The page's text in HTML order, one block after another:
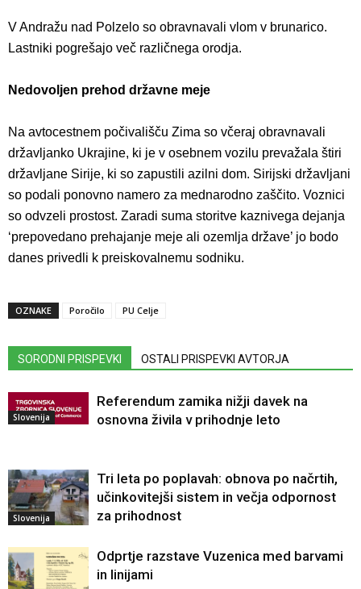
V Andražu nad Polzelo so obravnavali vlom v brunarico.
Lastniki pogrešajo več različnega orodja.
Nedovoljen prehod državne meje
Na avtocestnem počivališču Zima so včeraj obravnavali
državljanko Ukrajine, ki je v osebnem vozilu prevažala štiri
državljane Sirije, ki so zapustili azilni dom. Sirijski državljani
so podali ponovno namero za mednarodno zaščito. Voznici
so odvzeli prostost. Zaradi suma storitve kaznivega dejanja
‘prepovedano prehajanje meje ali ozemlja države’ jo bodo
danes privedli k preiskovalnemu sodniku.
OZNAKE Poročilo PU Celje
SORODNI PRISPEVKI OSTALI PRISPEVKI AVTORJA
Slovenija
Referendum zamika nižji davek na
osnovna živila v prihodnje leto
Slovenija
Tri leta po poplavah: obnova po načrtih,
učinkovitejši sistem in večja odpornost
za prihodnost
Odprtje razstave Vuzenica med barvami
in linijami